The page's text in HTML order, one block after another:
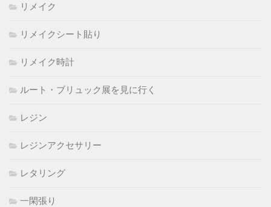
リメイク
リメイクシート貼り
リメイク時計
ルート・ブリュック展を見に行く
レジン
レジンアクセサリー
レタリング
一閑張り